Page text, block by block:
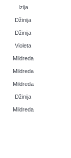
Izija
Džinija
Džinija
Violeta
Mildreda
Mildreda
Mildreda
Džinija
Mildreda